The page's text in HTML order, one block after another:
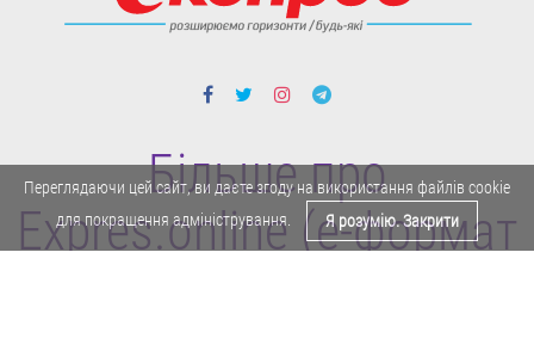
Більше про
Expres.online (e-формат
Переглядаючи цей сайт, ви даєте згоду на використання файлів cookie
для покращення адміністрування.
Я розумію. Закрити